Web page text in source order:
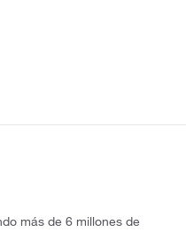
más de 6 millones de